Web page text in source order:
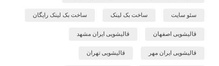
سئو سایت ساخت بک لینک ساخت بک لینک رایگان
قالیشویی اصفهان قالیشویی ایران مشهد
قالیشویی ایران مهر قالیشویی تهران